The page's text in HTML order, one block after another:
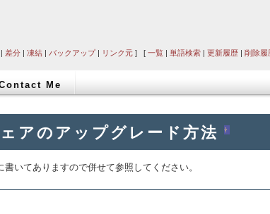
| 差分 | 凍結 | バックアップ| リンク元 ] [ 一覧 | 単語検索 | 更新履歴 | 削除履
Me
アのアップグレード方法 †
書いてありますので併せて参照してください。